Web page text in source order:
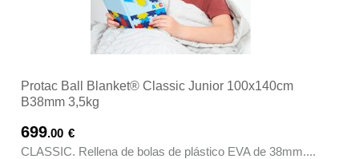
Protac Ball Blanket® Classic Junior 100x140cm
B38mm 3,5kg
699.00 €
CLASSIC. Rellena de bolas de plástico EVA de 38mm....